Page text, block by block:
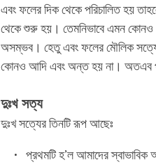
এবং ফলের দিক থেকে পরিচালিত হয়
থেকে শুরু হয়। তেমনিভাবে এমন কোনও
অসম্ভব। হেতু এবং ফলের মৌলিক
কোনও আদি এবং অন্ত হয় না। অতএব
দুঃখ সত্য
দুঃখ সত্যের তিনটি রূপ আছেঃ
প্রথমটি হ’ল আমাদের